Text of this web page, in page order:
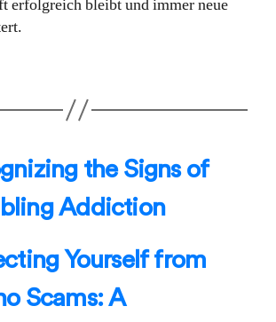
erfolgreich bleibt und immer neue
the Signs of
Addiction
Yourself from
Scams: A